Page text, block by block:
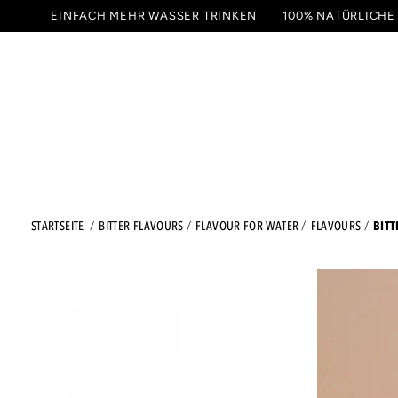
INHALT
SPRINGEN
EINFACH MEHR WASSER TRINKEN 100% NATÜRLICHE
GETRÄNKE
STARTSEITE BITTER FLAVOURS FLAVOUR FOR WATER FLAVOURS